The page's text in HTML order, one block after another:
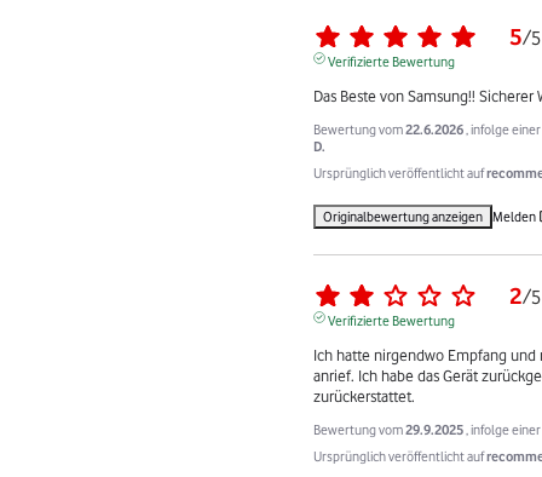
5/5
Verifizierte Bewertung
Das Beste von Samsung!!
Bewertung vom22.6.2026 , infolge
D.
Ursprünglich veröffentlicht auf
Originalbewertung anzeigen Melden
2/5
Verifizierte Bewertung
Ich hatte nirgendwo Empfang
anrief. Ich habe das Gerät
zurückerstattet.
Bewertung vom29.9.2025 , infolge
Ursprünglich veröffentlicht auf